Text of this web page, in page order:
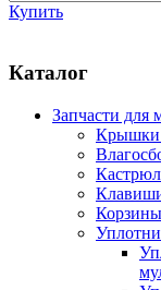
Купить
Каталог
Запчасти для
Крышки
Корзины